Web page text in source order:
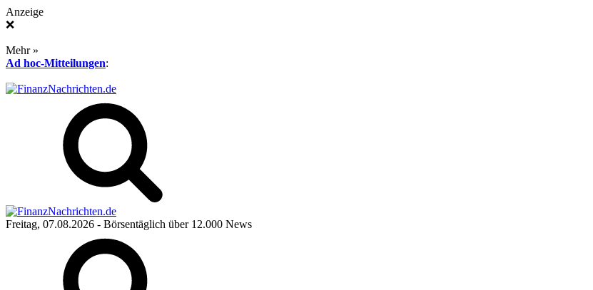
Anzeige
❌
Mehr »
Ad hoc-Mitteilungen:
Freitag, 07.08.2026 - Börsentäglich über 12.000 News